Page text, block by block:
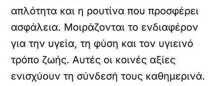
απλότητα και η ρουτίνα που προσφέρει
ασφάλεια. Μοιράζονται το ενδιαφέρον
για την υγεία, τη φύση και τον υγιεινό
τρόπο ζωής. Αυτές οι κοινές αξίες
ενισχύουν τη σύνδεσή τους καθημερινά.